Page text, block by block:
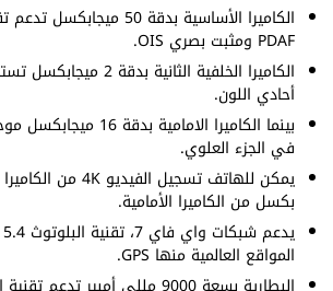
الكاميرا الأساسية بدقة 50
PDAF ومثبت بصري OIS.
الكاميرا الخلفية الثانية
أحادي اللون.
بينما الكاميرا
في الجزء العلوي.
بكسل من الكاميرا الأمامية.
المواقع العالمية منها GPS.